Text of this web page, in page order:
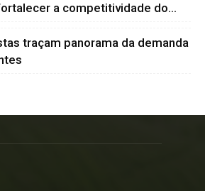
a competitividade do...
traçam panorama da demanda